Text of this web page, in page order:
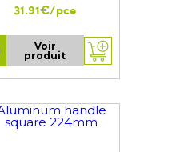
31.91€/pce
Voir
produit